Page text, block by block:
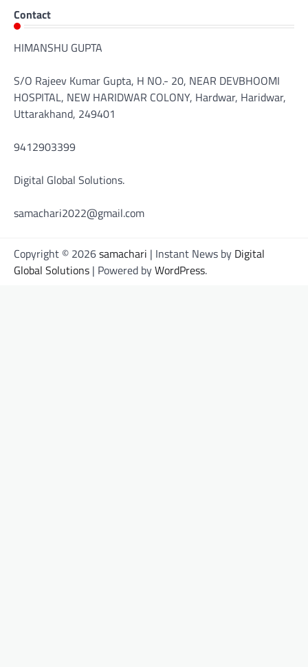
Contact
HIMANSHU GUPTA
S/O Rajeev Kumar Gupta, H NO.- 20, NEAR DEVBHOOMI
HOSPITAL, NEW HARIDWAR COLONY, Hardwar, Haridwar,
Uttarakhand, 249401
9412903399
Digital Global Solutions.
samachari2022@gmail.com
Copyright © 2026samachari | Instant News by Digital
Global Solutions | Powered byWordPress.